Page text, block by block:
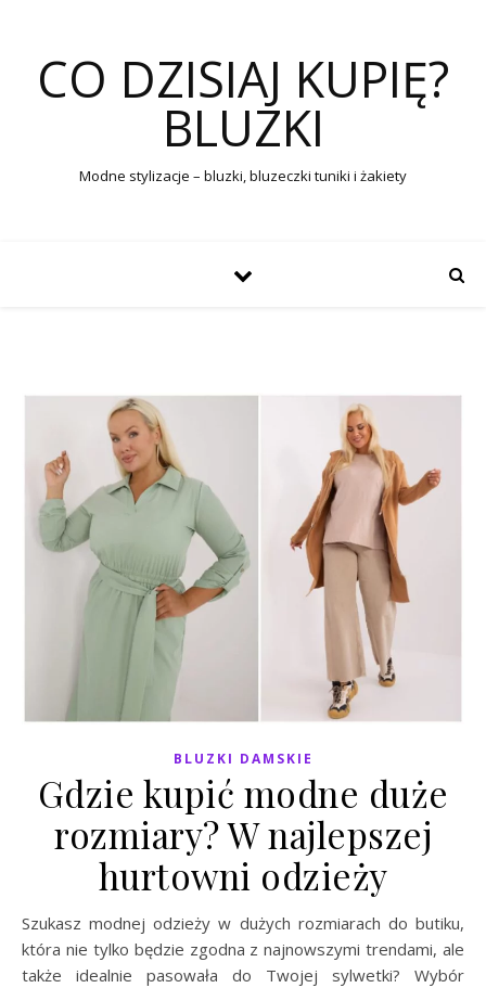
CO DZISIAJ KUPIĘ?
BLUZKI
Modne stylizacje – bluzki, bluzeczki tuniki i żakiety
BLUZKI DAMSKIE
Gdzie kupić modne duże
rozmiary? W najlepszej
hurtowni odzieży
Szukasz modnej odzieży w dużych rozmiarach do butiku,
która nie tylko będzie zgodna z najnowszymi trendami, ale
także idealnie pasowała do Twojej sylwetki? Wybór